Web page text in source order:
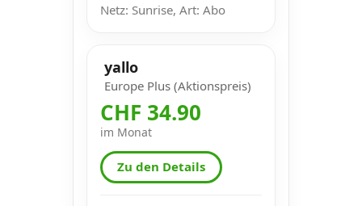
Netz: Sunrise, Art: Abo
yallo
Europe Plus (Aktionspreis)
CHF 34.90
im Monat
Zu den Details